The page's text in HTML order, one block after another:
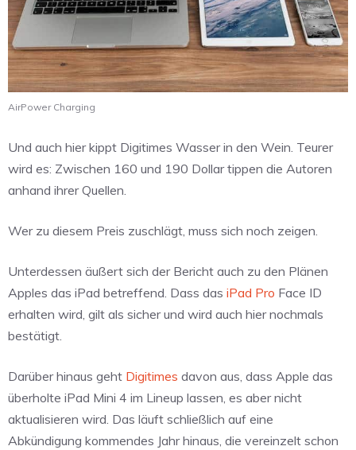
AirPower Charging
Und auch hier kippt Digitimes Wasser in den Wein. Teurer
wird es: Zwischen 160 und 190 Dollar tippen die Autoren
anhand ihrer Quellen.
Wer zu diesem Preis zuschlägt, muss sich noch zeigen.
Unterdessen äußert sich der Bericht auch zu den Plänen
Apples das iPad betreffend. Dass das iPad Pro Face ID
erhalten wird, gilt als sicher und wird auch hier nochmals
bestätigt.
Darüber hinaus geht Digitimes davon aus, dass Apple das
überholte iPad Mini 4 im Lineup lassen, es aber nicht
aktualisieren wird. Das läuft schließlich auf eine
Abkündigung kommendes Jahr hinaus, die vereinzelt schon